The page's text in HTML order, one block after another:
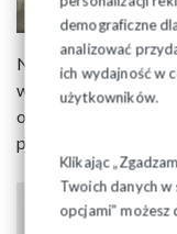
demograficzne
analizować
ich wydajność w
użytkowników.
Klikając
Twoich danych w
opcjami”
Niestety, Senat
wniosku było 35
od głosu. Kilka
parlamentem